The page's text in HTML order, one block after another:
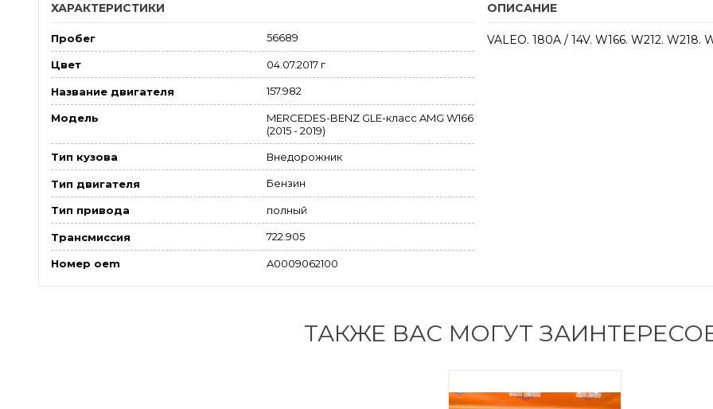
ХАРАКТЕРИСТИКИ
Пробег 56689
Цвет 04.07.2017 г
Название двигателя 157.982
Модель
MERCEDES-BENZ GLE-класс AMG W166
(2015 - 2019)
Тип кузова Внедорожник
Тип двигателя Бензин
Тип привода полный
Трансмиссия 722.905
Номер oem A0009062100
ОПИСАНИЕ
VALEO. 180A / 14V. W166. W212. W218.
ТАКЖЕ ВАС МОГУТ